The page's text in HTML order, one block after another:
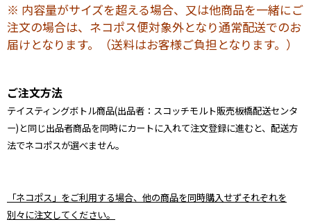
※ 内容量がサイズを超える場合、又は他商品を一緒にご
注文の場合は、ネコポス便対象外となり通常配送でのお
届けとなります。（送料はお客様ご負担となります。）
ご注文方法
テイスティングボトル商品(出品者：スコッチモルト販売板橋配送センタ
ー)と同じ出品者商品を同時にカートに入れて注文登録に進むと、配送方
法でネコポスが選べません。
「ネコポス」をご利用する場合、他の商品を同時購入せずそれぞれを
別々に注文してください。